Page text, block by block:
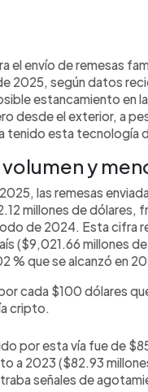
El Salvador mediante
y noviembre de
por esta vía fue
de remesas
uso sigue siendo
adopción cripto
inversor del Gobierno
el envío de remesas
2025, según datos
estancamiento en
desde el exterior, a
tenido esta tecnología
y
las remesas
millones de dólares,
de 2024. Esta cifra
($9,021.66 millones
% que se alcanzó en
cada $100 dólares
cripto.
por esta vía fue de
a 2023 ($82.93
señales de